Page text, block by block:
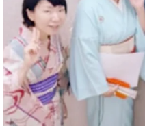
7 X
マジシャン派遣 パ
@comedy_illusion · 4
お疲れ様です
ブログ更新しました